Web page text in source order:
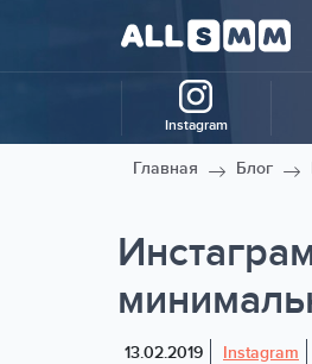
Instagram
Главная Блог
13.02.2019 Instagram